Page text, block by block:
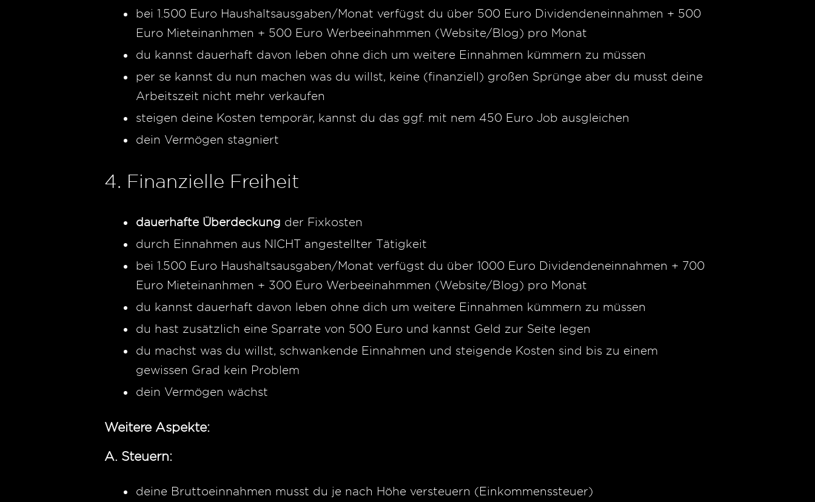
bei 1.500 Euro Haushaltsausgaben/Monat verfügst du über 500 Euro Dividendeneinnahmen + 500
Euro Mieteinanhmen + 500 Euro Werbeeinahmmen (Website/Blog) pro Monat
du kannst dauerhaft davon leben ohne dich um weitere Einnahmen kümmern zu müssen
per se kannst du nun machen was du willst, keine (finanziell) großen Sprünge aber du musst deine
Arbeitszeit nicht mehr verkaufen
steigen deine Kosten temporär, kannst du das ggf. mit nem 450 Euro Job ausgleichen
dein Vermögen stagniert
4. Finanzielle Freiheit
dauerhafte Überdeckung der Fixkosten
durch Einnahmen aus NICHT angestellter Tätigkeit
bei 1.500 Euro Haushaltsausgaben/Monat verfügst du über 1000 Euro Dividendeneinnahmen + 700
Euro Mieteinanhmen + 300 Euro Werbeeinahmmen (Website/Blog) pro Monat
du kannst dauerhaft davon leben ohne dich um weitere Einnahmen kümmern zu müssen
du hast zusätzlich eine Sparrate von 500 Euro und kannst Geld zur Seite legen
du machst was du willst, schwankende Einnahmen und steigende Kosten sind bis zu einem
gewissen Grad kein Problem
dein Vermögen wächst
Weitere Aspekte:
A. Steuern:
deine Bruttoeinnahmen musst du je nach Höhe versteuern (Einkommenssteuer)